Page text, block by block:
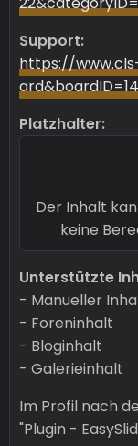
Support:
https://
Platzhalter:
Der Inhalt
keine
Unterstützte
- Manueller
- Foreninhalt
- Bloginhalt
- Galerieinhalt
Im Profil nach
"Plugin -